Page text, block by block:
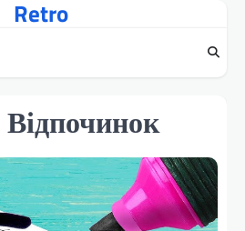
Retro
Відпочинок